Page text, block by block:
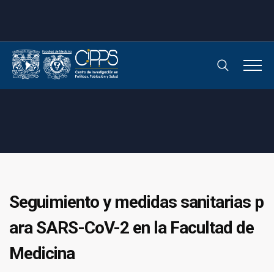
Seguimiento y medidas sanitarias p
ara SARS-CoV-2 en la Facultad de
Medicina